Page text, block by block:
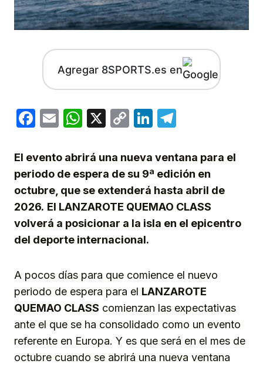
Agregar 8SPORTS.es en
Facebook
EmailWhatsApp
X
CopyLinkedIn
El evento abrirá una nueva ventana para el
periodo de espera de su 9ª edición en
octubre, que se extenderá hasta abril de
2026. El LANZAROTE QUEMAO CLASS
volverá a posicionar a la isla en el epicentro
del deporte internacional.
A pocos días para que comience el nuevo
periodo de espera para el LANZAROTE
QUEMAO CLASS comienzan las expectativas
ante el que se ha consolidado como un evento
referente en Europa. Y es que será en el mes de
octubre cuando se abrirá una nueva ventana